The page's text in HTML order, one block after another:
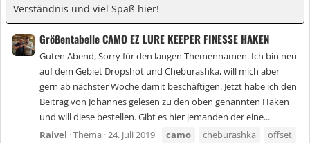
Verständnis und viel Spaß hier!
Größentabelle CAMO EZ LURE KEEPER FINESSE HAKEN
Guten Abend, Sorry für den langen Themennamen. Ich bin neu
auf dem Gebiet Dropshot und Cheburashka, will mich aber
gern ab nächster Woche damit beschäftigen. Jetzt habe ich den
Beitrag von Johannes gelesen zu den oben genannten Haken
und will diese bestellen. Gibt es hier jemanden der eine...
Raivel Thema 24. Juli 2019 camo cheburashka
offset